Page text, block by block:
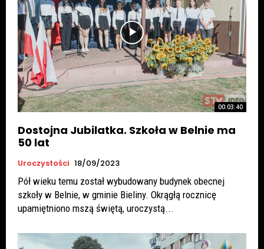
00:03:40
Dostojna Jubilatka. Szkoła w Belnie ma
50 lat
Uroczystości 18/09/2023
Pół wieku temu został wybudowany budynek obecnej
szkoły w Belnie, w gminie Bieliny. Okrągłą rocznicę
upamiętniono mszą świętą, uroczystą...